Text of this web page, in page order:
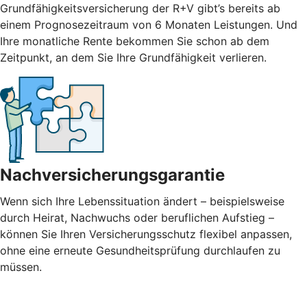
Grundfähigkeitsversicherung der R+V gibt’s bereits ab
einem Prognosezeitraum von 6 Monaten Leistungen. Und
Ihre monatliche Rente bekommen Sie schon ab dem
Zeitpunkt, an dem Sie Ihre Grundfähigkeit verlieren.
Nachversicherungsgarantie
Wenn sich Ihre Lebenssituation ändert – beispielsweise
durch Heirat, Nachwuchs oder beruflichen Aufstieg –
können Sie Ihren Versicherungsschutz flexibel anpassen,
ohne eine erneute Gesundheitsprüfung durchlaufen zu
müssen.